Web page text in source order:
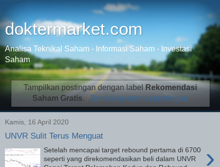
doktermarket.com
Analisa Teknikal Saham - Informasi Saham - Investasi
Saham
Tampilkan postingan dengan labelRekomendasi
Saham Gratis. Tampilkan semua postingan
Kamis, 16 April 2020
UNVR Sulit Terus Menguat
›
Setelah mencapai target rebound pertama di 6700
seperti yang direkomendasikan beli dalam UNVR